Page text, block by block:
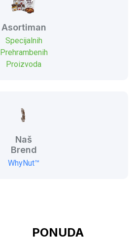
Asortiman
Specijalnih
Prehrambenih
Proizvoda
Naš
Brend
WhyNut™
PONUDA